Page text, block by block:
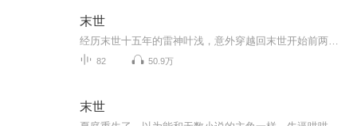
末世
82 50.9万
末世